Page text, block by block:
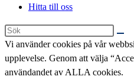
Hitta till oss
Sök
på
denna
webbplats
Vi använder cookies på vår
upplevelse. Genom att välja
användandet av ALLA cookies.